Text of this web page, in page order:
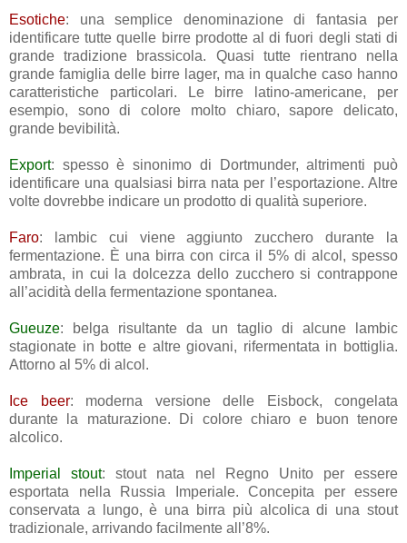
Esotiche: una semplice denominazione di fantasia per
identificare tutte quelle birre prodotte al di fuori degli stati di
grande tradizione brassicola. Quasi tutte rientrano nella
grande famiglia delle birre lager, ma in qualche caso hanno
caratteristiche particolari. Le birre latino-americane, per
esempio, sono di colore molto chiaro, sapore delicato,
grande bevibilità.
Export: spesso è sinonimo di Dortmunder, altrimenti può
identificare una qualsiasi birra nata per l’esportazione. Altre
volte dovrebbe indicare un prodotto di qualità superiore.
Faro: lambic cui viene aggiunto zucchero durante la
fermentazione. È una birra con circa il 5% di alcol, spesso
ambrata, in cui la dolcezza dello zucchero si contrappone
all’acidità della fermentazione spontanea.
Gueuze: belga risultante da un taglio di alcune lambic
stagionate in botte e altre giovani, rifermentata in bottiglia.
Attorno al 5% di alcol.
Ice beer: moderna versione delle Eisbock, congelata
durante la maturazione. Di colore chiaro e buon tenore
alcolico.
Imperial stout: stout nata nel Regno Unito per essere
esportata nella Russia Imperiale. Concepita per essere
conservata a lungo, è una birra più alcolica di una stout
tradizionale, arrivando facilmente all’8%.